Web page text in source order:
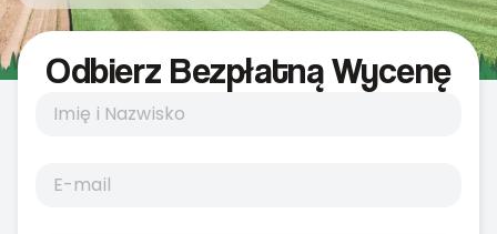
Odbierz Bezpłatną Wycenę